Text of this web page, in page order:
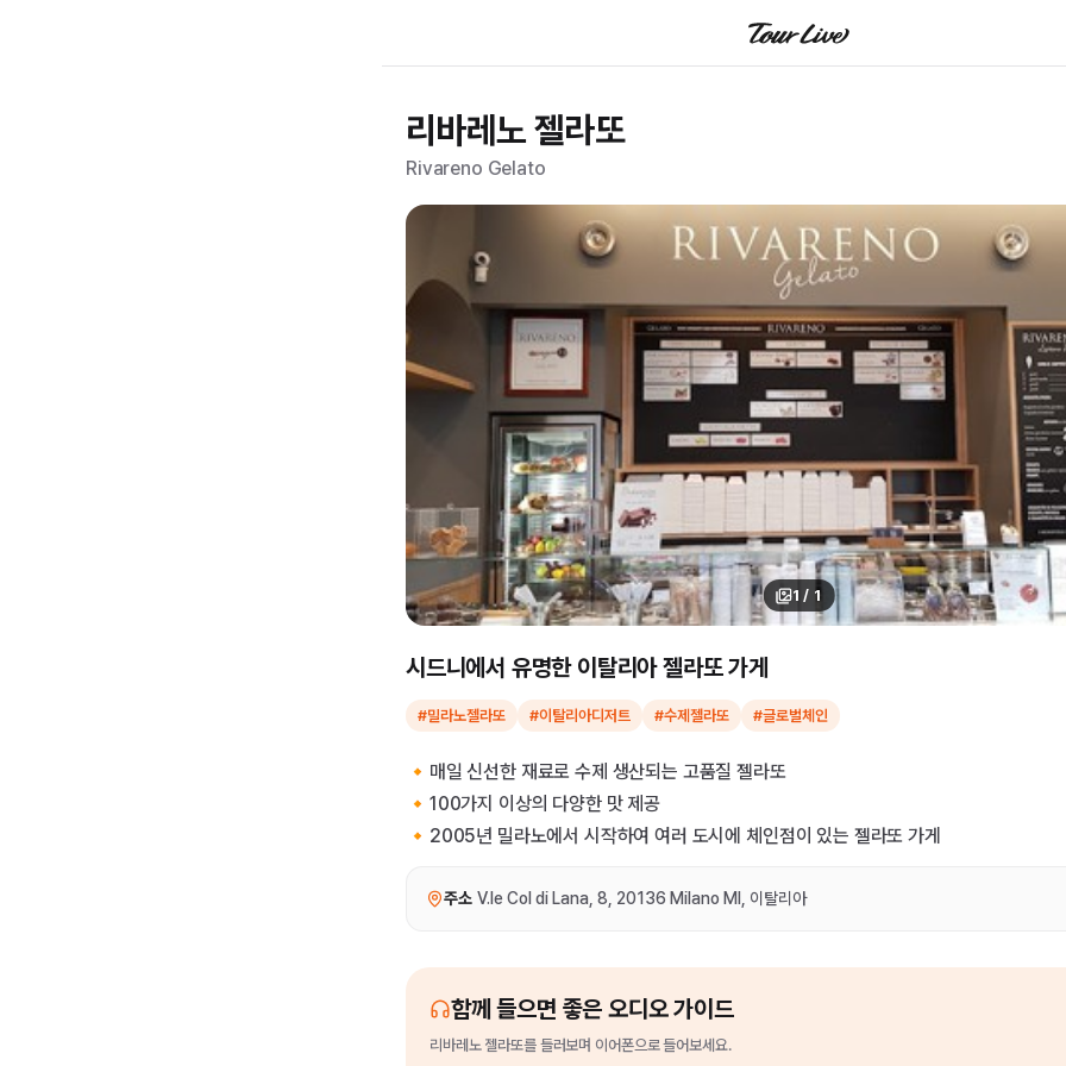
리바레노 젤라또
Rivareno Gelato
1 / 1
시드니에서 유명한 이탈리아 젤라또 가게
#밀라노젤라또 #이탈리아디저트 #수제젤라또 #글로벌체인
🔸매일 신선한 재료로 수제 생산되는 고품질 젤라또
🔸100가지 이상의 다양한 맛 제공
🔸2005년 밀라노에서 시작하여 여러 도시에 체인점이 있는 젤라또 가게
주소 V.le Col di Lana, 8, 20136 Milano MI, 이탈리아
함께 들으면 좋은 오디오 가이드
리바레노 젤라또를들러보며 이어폰으로 들어보세요.